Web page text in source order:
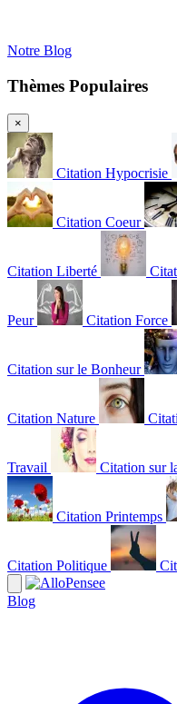
Notre Blog
Thèmes Populaires
×
Citation Hypocrisie
Citation Coeur
Citation Liberté
Peur Citation Force
Citation sur le Bonheur
Citation Nature
Travail Citation sur
Citation Printemps
Citation Politique
Blog